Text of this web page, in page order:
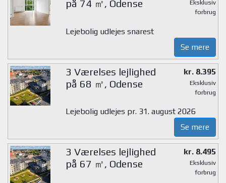
på 74 ㎡, Odense
Eksklusiv
forbrug
Lejebolig udlejes snarest
Se mere
3 Værelses lejlighed
på 68 ㎡, Odense
kr. 8.395
Eksklusiv
forbrug
Lejebolig udlejes pr. 31. august 2026
Se mere
3 Værelses lejlighed
på 67 ㎡, Odense
kr. 8.495
Eksklusiv
forbrug